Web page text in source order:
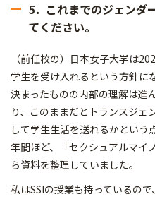
5．これまでのジェンダ
てください。
（前任校の）日本女子大学は
学生を受け入れるという方針に
決まったものの内部の理解は進
り、このままだとトランスジェ
して学生生活を送れるかとい
年間ほど、「セクシュアルマイ
ら資料を整理していました。
私はSSIの授業も持っているの